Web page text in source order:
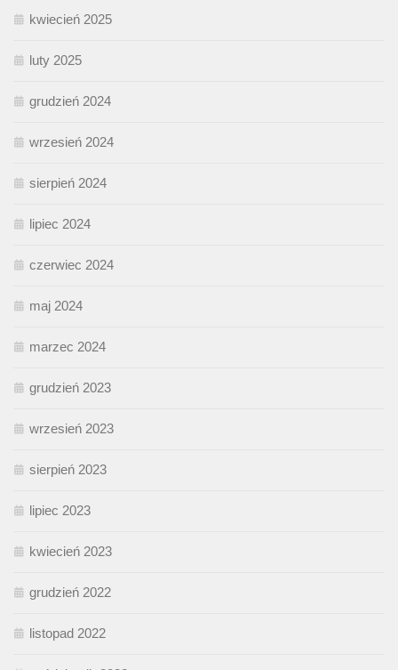
kwiecień 2025
luty 2025
grudzień 2024
wrzesień 2024
sierpień 2024
lipiec 2024
czerwiec 2024
maj 2024
marzec 2024
grudzień 2023
wrzesień 2023
sierpień 2023
lipiec 2023
kwiecień 2023
grudzień 2022
listopad 2022